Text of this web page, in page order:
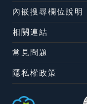
內嵌搜尋欄位說明
相關連結
常見問題
隱私權政策